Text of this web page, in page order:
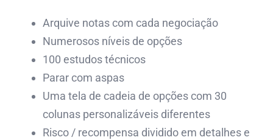
Arquive notas com cada negociação
Numerosos níveis de opções
100 estudos técnicos
Parar com aspas
Uma tela de cadeia de opções com 30
colunas personalizáveis ​​diferentes
Risco / recompensa dividido em detalhes e